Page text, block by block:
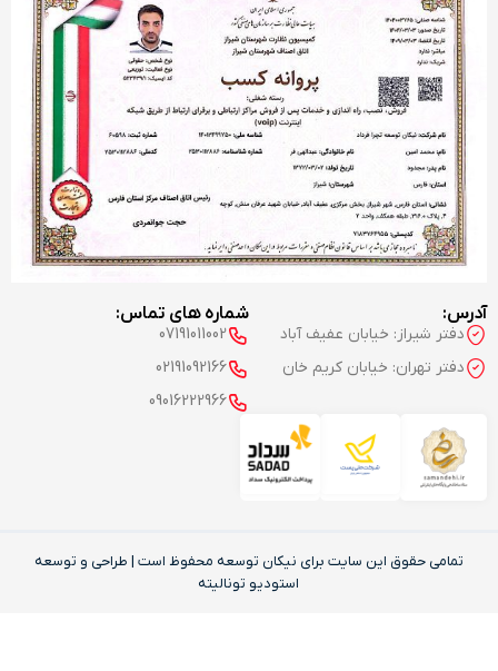
آدرس:
دفتر شیراز: خیابان عفیف آباد
دفتر تهران: خیابان کریم خان
شماره های تماس:
07191011002
02191092166
09016222966
تمامی حقوق این‌ سایت برای نیکان توسعه محفوظ است | طراحی و توسعه
استودیو تونالیته